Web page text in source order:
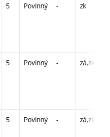
5 Povinný - zk
5 Povinný - zá,zk
5 Povinný - zá,zk